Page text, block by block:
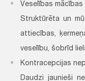
Veselības
Struktūrēta un
attiecības,
veselību, šobrīd
Kontracepcijas
Daudzi jaunieši